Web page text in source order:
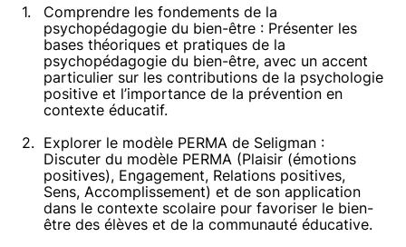
Comprendre les fondements de la
psychopédagogie du bien-être : Présenter les
bases théoriques et pratiques de la
psychopédagogie du bien-être, avec un accent
particulier sur les contributions de la psychologie
positive et l’importance de la prévention en
contexte éducatif.
Explorer le modèle PERMA de Seligman :
Discuter du modèle PERMA (Plaisir (émotions
positives), Engagement, Relations positives,
Sens, Accomplissement) et de son application
dans le contexte scolaire pour favoriser le bien-
être des élèves et de la communauté éducative.